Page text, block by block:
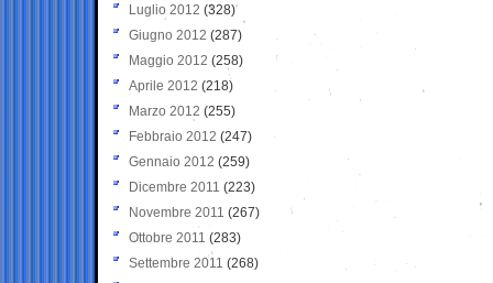
Luglio 2012 (328)
Giugno 2012 (287)
Maggio 2012 (258)
Aprile 2012 (218)
Marzo 2012 (255)
Febbraio 2012 (247)
Gennaio 2012 (259)
Dicembre 2011 (223)
Novembre 2011 (267)
Ottobre 2011 (283)
Settembre 2011 (268)